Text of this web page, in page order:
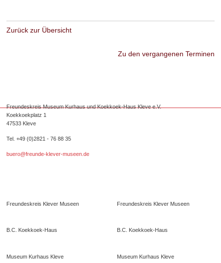
Zurück zur Übersicht
Zu den vergangenen Terminen
Freundeskreis Museum Kurhaus und Koekkoek-Haus Kleve e.V.
Koekkoekplatz 1
47533 Kleve
Tel. +49 (0)2821 - 76 88 35
buero@freunde-klever-museen.de
Freundeskreis Klever Museen Freundeskreis Klever Museen
B.C. Koekkoek-Haus B.C. Koekkoek-Haus
Museum Kurhaus Kleve Museum Kurhaus Kleve